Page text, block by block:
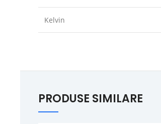
Kelvin
PRODUSE SIMILARE